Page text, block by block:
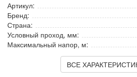
Артикул:
Бренд:
Страна:
Условный проход, мм:
Максимальный напор, м:
ВСЕ